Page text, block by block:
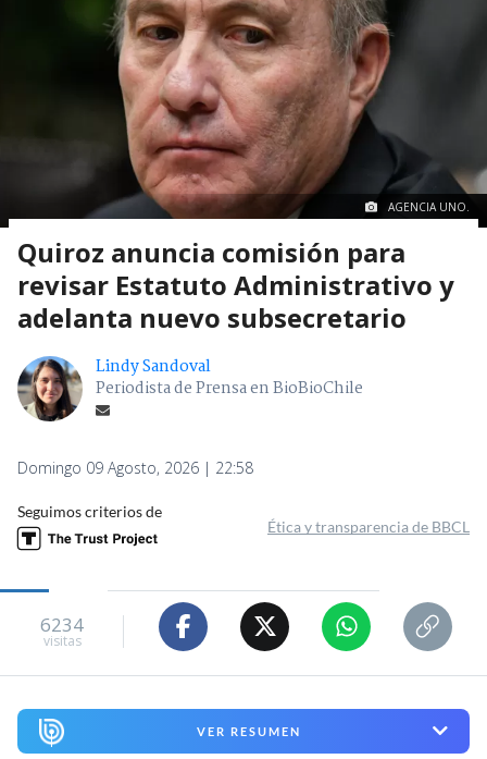
AGENCIA UNO.
Quiroz anuncia comisión para
revisar Estatuto Administrativo y
adelanta nuevo subsecretario
Lindy Sandoval
Periodista de Prensa en BioBioChile
Domingo 09 Agosto, 2026 | 22:58
Seguimos criterios de
Ética y transparencia de BBCL
6234
visitas
VER RESUMEN